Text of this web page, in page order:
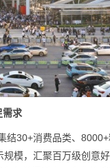
需求
结30+消费品类、
模，汇聚百万级创意